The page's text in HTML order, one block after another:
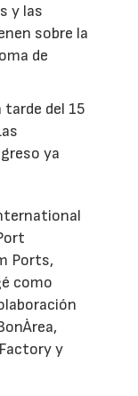
y las
sobre la
de
tarde del 15
ya
Ports,
como
y